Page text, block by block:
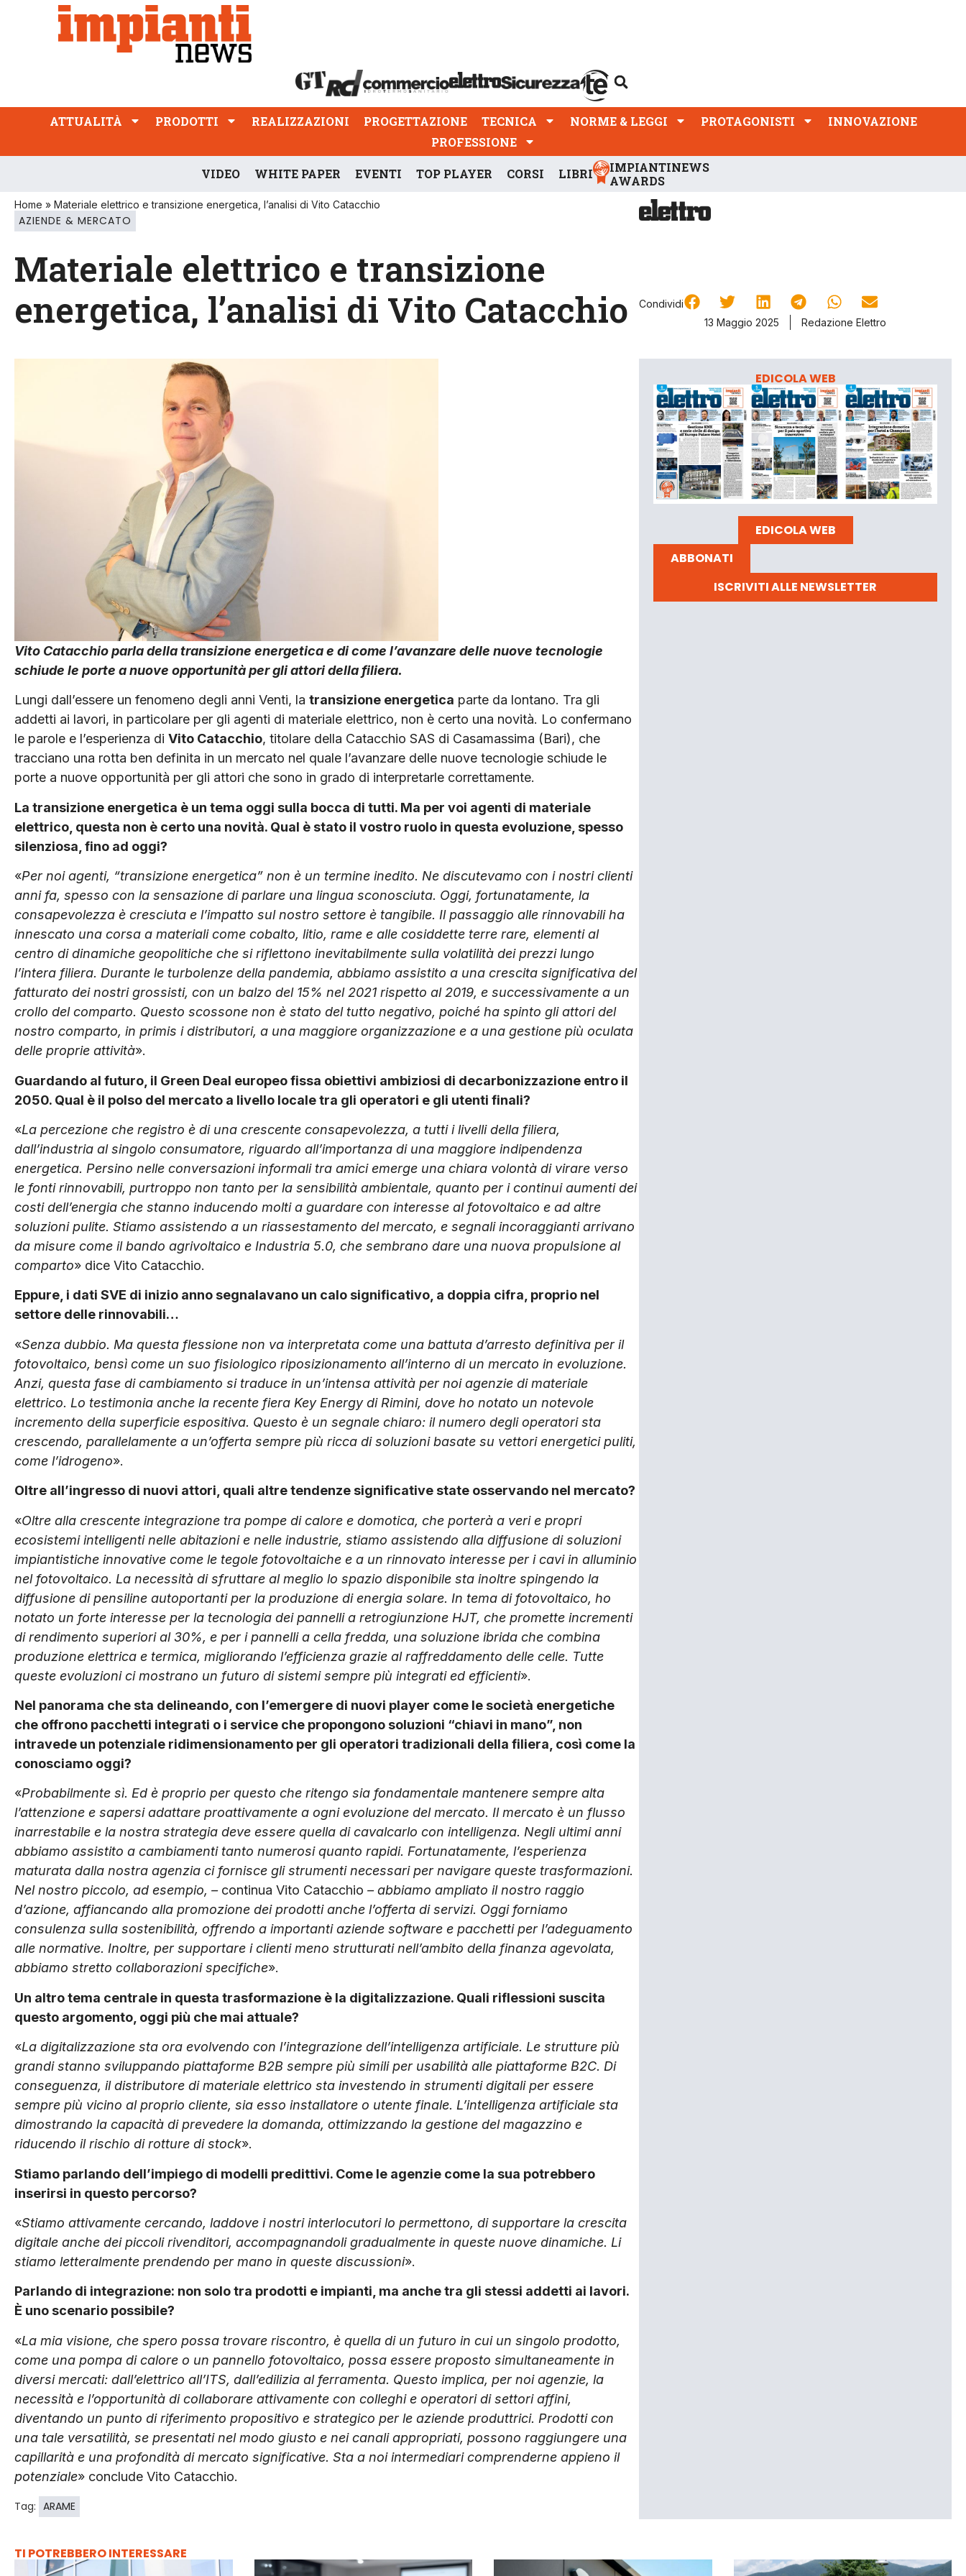
ATTUALITÀ PRODOTTI REALIZZAZIONI
PROFESSIONE
ATTUALITÀ PRODOTTI REALIZZAZIONI PROGETTAZIONE TECNICA NORME & LEGGI PROTAGONISTI
INNOVAZIONE
PROFESSIONE
VIDEO WHITE PAPER EVENTI TOP PLAYER CORSI LIBRI
IMPIANTINEWS
AWARDS
Home » Materiale elettrico e transizione energetica, l’analisi di Vito Catacchio
AZIENDE & MERCATO
Materiale elettrico e transizione
energetica, l’analisi di Vito Catacchio
Condividi
13 Maggio 2025
Redazione Elettro
Vito Catacchio parla della transizione energetica e di come l’avanzare delle nuove tecnologie
schiude le porte a nuove opportunità per gli attori della filiera.
Lungi dall’essere un fenomeno degli anni Venti, la transizione energetica parte da lontano. Tra gli
addetti ai lavori, in particolare per gli agenti di materiale elettrico, non è certo una novità. Lo confermano
le parole e l’esperienza di Vito Catacchio, titolare della Catacchio SAS di Casamassima (Bari), che
tracciano una rotta ben definita in un mercato nel quale l’avanzare delle nuove tecnologie schiude le
porte a nuove opportunità per gli attori che sono in grado di interpretarle correttamente.
La transizione energetica è un tema oggi sulla bocca di tutti. Ma per voi agenti di materiale
elettrico, questa non è certo una novità. Qual è stato il vostro ruolo in questa evoluzione, spesso
silenziosa, fino ad oggi?
«Per noi agenti, “transizione energetica” non è un termine inedito. Ne discutevamo con i nostri clienti
anni fa, spesso con la sensazione di parlare una lingua sconosciuta. Oggi, fortunatamente, la
consapevolezza è cresciuta e l’impatto sul nostro settore è tangibile. Il passaggio alle rinnovabili ha
innescato una corsa a materiali come cobalto, litio, rame e alle cosiddette terre rare, elementi al
centro di dinamiche geopolitiche che si riflettono inevitabilmente sulla volatilità dei prezzi lungo
l’intera filiera. Durante le turbolenze della pandemia, abbiamo assistito a una crescita significativa del
fatturato dei nostri grossisti, con un balzo del 15% nel 2021 rispetto al 2019, e successivamente a un
crollo del comparto. Questo scossone non è stato del tutto negativo, poiché ha spinto gli attori del
nostro comparto, in primis i distributori, a una maggiore organizzazione e a una gestione più oculata
delle proprie attività».
Guardando al futuro, il Green Deal europeo fissa obiettivi ambiziosi di decarbonizzazione entro il
2050. Qual è il polso del mercato a livello locale tra gli operatori e gli utenti finali?
«La percezione che registro è di una crescente consapevolezza, a tutti i livelli della filiera,
dall’industria al singolo consumatore, riguardo all’importanza di una maggiore indipendenza
energetica. Persino nelle conversazioni informali tra amici emerge una chiara volontà di virare verso
le fonti rinnovabili, purtroppo non tanto per la sensibilità ambientale, quanto per i continui aumenti dei
costi dell’energia che stanno inducendo molti a guardare con interesse al fotovoltaico e ad altre
soluzioni pulite. Stiamo assistendo a un riassestamento del mercato, e segnali incoraggianti arrivano
da misure come il bando agrivoltaico e Industria 5.0, che sembrano dare una nuova propulsione al
comparto» dice Vito Catacchio.
Eppure, i dati SVE di inizio anno segnalavano un calo significativo, a doppia cifra, proprio nel
settore delle rinnovabili…
«Senza dubbio. Ma questa flessione non va interpretata come una battuta d’arresto definitiva per il
fotovoltaico, bensì come un suo fisiologico riposizionamento all’interno di un mercato in evoluzione.
Anzi, questa fase di cambiamento si traduce in un’intensa attività per noi agenzie di materiale
elettrico. Lo testimonia anche la recente fiera Key Energy di Rimini, dove ho notato un notevole
incremento della superficie espositiva. Questo è un segnale chiaro: il numero degli operatori sta
crescendo, parallelamente a un’offerta sempre più ricca di soluzioni basate su vettori energetici puliti,
come l’idrogeno».
Oltre all’ingresso di nuovi attori, quali altre tendenze significative state osservando nel mercato?
«Oltre alla crescente integrazione tra pompe di calore e domotica, che porterà a veri e propri
ecosistemi intelligenti nelle abitazioni e nelle industrie, stiamo assistendo alla diffusione di soluzioni
impiantistiche innovative come le tegole fotovoltaiche e a un rinnovato interesse per i cavi in alluminio
nel fotovoltaico. La necessità di sfruttare al meglio lo spazio disponibile sta inoltre spingendo la
diffusione di pensiline autoportanti per la produzione di energia solare. In tema di fotovoltaico, ho
notato un forte interesse per la tecnologia dei pannelli a retrogiunzione HJT, che promette incrementi
di rendimento superiori al 30%, e per i pannelli a cella fredda, una soluzione ibrida che combina
produzione elettrica e termica, migliorando l’efficienza grazie al raffreddamento delle celle. Tutte
queste evoluzioni ci mostrano un futuro di sistemi sempre più integrati ed efficienti».
Nel panorama che sta delineando, con l’emergere di nuovi player come le società energetiche
che offrono pacchetti integrati o i service che propongono soluzioni “chiavi in mano”, non
intravede un potenziale ridimensionamento per gli operatori tradizionali della filiera, così come la
conosciamo oggi?
«Probabilmente sì. Ed è proprio per questo che ritengo sia fondamentale mantenere sempre alta
l’attenzione e sapersi adattare proattivamente a ogni evoluzione del mercato. Il mercato è un flusso
inarrestabile e la nostra strategia deve essere quella di cavalcarlo con intelligenza. Negli ultimi anni
abbiamo assistito a cambiamenti tanto numerosi quanto rapidi. Fortunatamente, l’esperienza
maturata dalla nostra agenzia ci fornisce gli strumenti necessari per navigare queste trasformazioni.
Nel nostro piccolo, ad esempio, – continua Vito Catacchio – abbiamo ampliato il nostro raggio
d’azione, affiancando alla promozione dei prodotti anche l’offerta di servizi. Oggi forniamo
consulenza sulla sostenibilità, offrendo a importanti aziende software e pacchetti per l’adeguamento
alle normative. Inoltre, per supportare i clienti meno strutturati nell’ambito della finanza agevolata,
abbiamo stretto collaborazioni specifiche».
Un altro tema centrale in questa trasformazione è la digitalizzazione. Quali riflessioni suscita
questo argomento, oggi più che mai attuale?
«La digitalizzazione sta ora evolvendo con l’integrazione dell’intelligenza artificiale. Le strutture più
grandi stanno sviluppando piattaforme B2B sempre più simili per usabilità alle piattaforme B2C. Di
conseguenza, il distributore di materiale elettrico sta investendo in strumenti digitali per essere
sempre più vicino al proprio cliente, sia esso installatore o utente finale. L’intelligenza artificiale sta
dimostrando la capacità di prevedere la domanda, ottimizzando la gestione del magazzino e
riducendo il rischio di rotture di stock».
Stiamo parlando dell’impiego di modelli predittivi. Come le agenzie come la sua potrebbero
inserirsi in questo percorso?
«Stiamo attivamente cercando, laddove i nostri interlocutori lo permettono, di supportare la crescita
digitale anche dei piccoli rivenditori, accompagnandoli gradualmente in queste nuove dinamiche. Li
stiamo letteralmente prendendo per mano in queste discussioni».
Parlando di integrazione: non solo tra prodotti e impianti, ma anche tra gli stessi addetti ai lavori.
È uno scenario possibile?
«La mia visione, che spero possa trovare riscontro, è quella di un futuro in cui un singolo prodotto,
come una pompa di calore o un pannello fotovoltaico, possa essere proposto simultaneamente in
diversi mercati: dall’elettrico all’ITS, dall’edilizia al ferramenta. Questo implica, per noi agenzie, la
necessità e l’opportunità di collaborare attivamente con colleghi e operatori di settori affini,
diventando un punto di riferimento propositivo e strategico per le aziende produttrici. Prodotti con
una tale versatilità, se presentati nel modo giusto e nei canali appropriati, possono raggiungere una
capillarità e una profondità di mercato significative. Sta a noi intermediari comprenderne appieno il
potenziale» conclude Vito Catacchio.
Tag: ARAME
EDICOLA WEB
EDICOLA WEB
ABBONATI
ISCRIVITI ALLE NEWSLETTER
TI POTREBBERO INTERESSARE